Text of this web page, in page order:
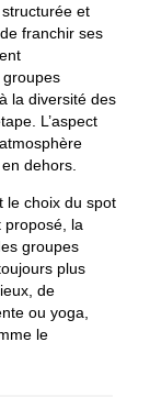
et
franchir ses
groupes
la diversité des
L’aspect
dehors.
le choix du spot
proposé, la
groupes
plus
de
ou yoga,
le